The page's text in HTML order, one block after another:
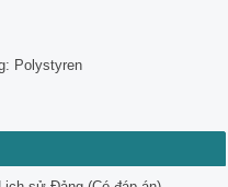
Polystyren